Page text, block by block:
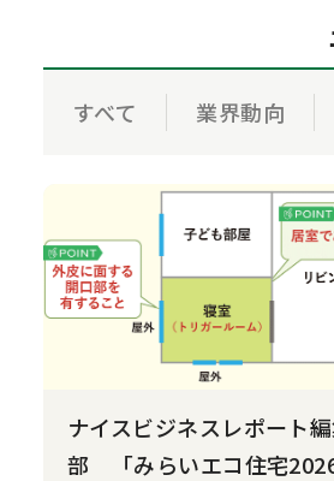
すべて 業界動向
ナイスビジネスレポート
部 「みらいエコ住宅